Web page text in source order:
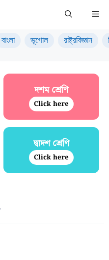
বাংলা ভূগোল রাষ্ট্রবিজ্ঞান
দশম শ্রেণি
Click here
দ্বাদশ শ্রেণি
Click here